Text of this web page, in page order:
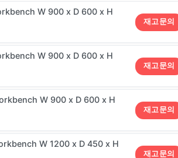
W 900 x D 600 x H
재고문의
W 900 x D 600 x H
재고문의
W 900 x D 600 x H
재고문의
W 1200 x D 450 x H
재고문의